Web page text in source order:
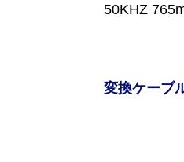
50KHZ
変換ケーブ